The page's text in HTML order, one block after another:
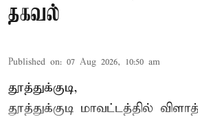
தகவல்
Published on: 07 Aug 2026, 10:50 am
தூத்துக்குடி,
தூத்துக்குடி மாவட்டத்தில்